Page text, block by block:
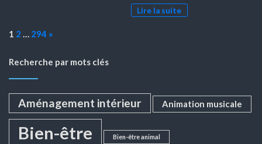
Lire la suite
Page:
1 2 … 294 Next
»
Recherche par mots clés
Aménagement intérieur Animation musicale
Bien-être Bien-être animal